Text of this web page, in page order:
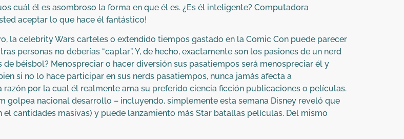
cuál él es asombroso la forma en que él es. ¿Es él inteligente? Computadora
aceptar lo que hace él fantástico!
la celebrity Wars carteles o extendido tiempos gastado en la Comic Con puede parecer
personas no deberías “captar”. Y, de hecho, exactamente son los pasiones de un nerd
béisbol? Menospreciar o hacer diversión sus pasatiempos será menospreciar él y
si no lo hace participar en sus nerds pasatiempos, nunca jamás afecta a
por la cual él realmente ama su preferido ciencia ficción publicaciones o películas.
golpea nacional desarrollo – incluyendo, simplemente esta semana Disney reveló que
cantidades masivas) y puede lanzamiento más Star batallas películas. Del mismo